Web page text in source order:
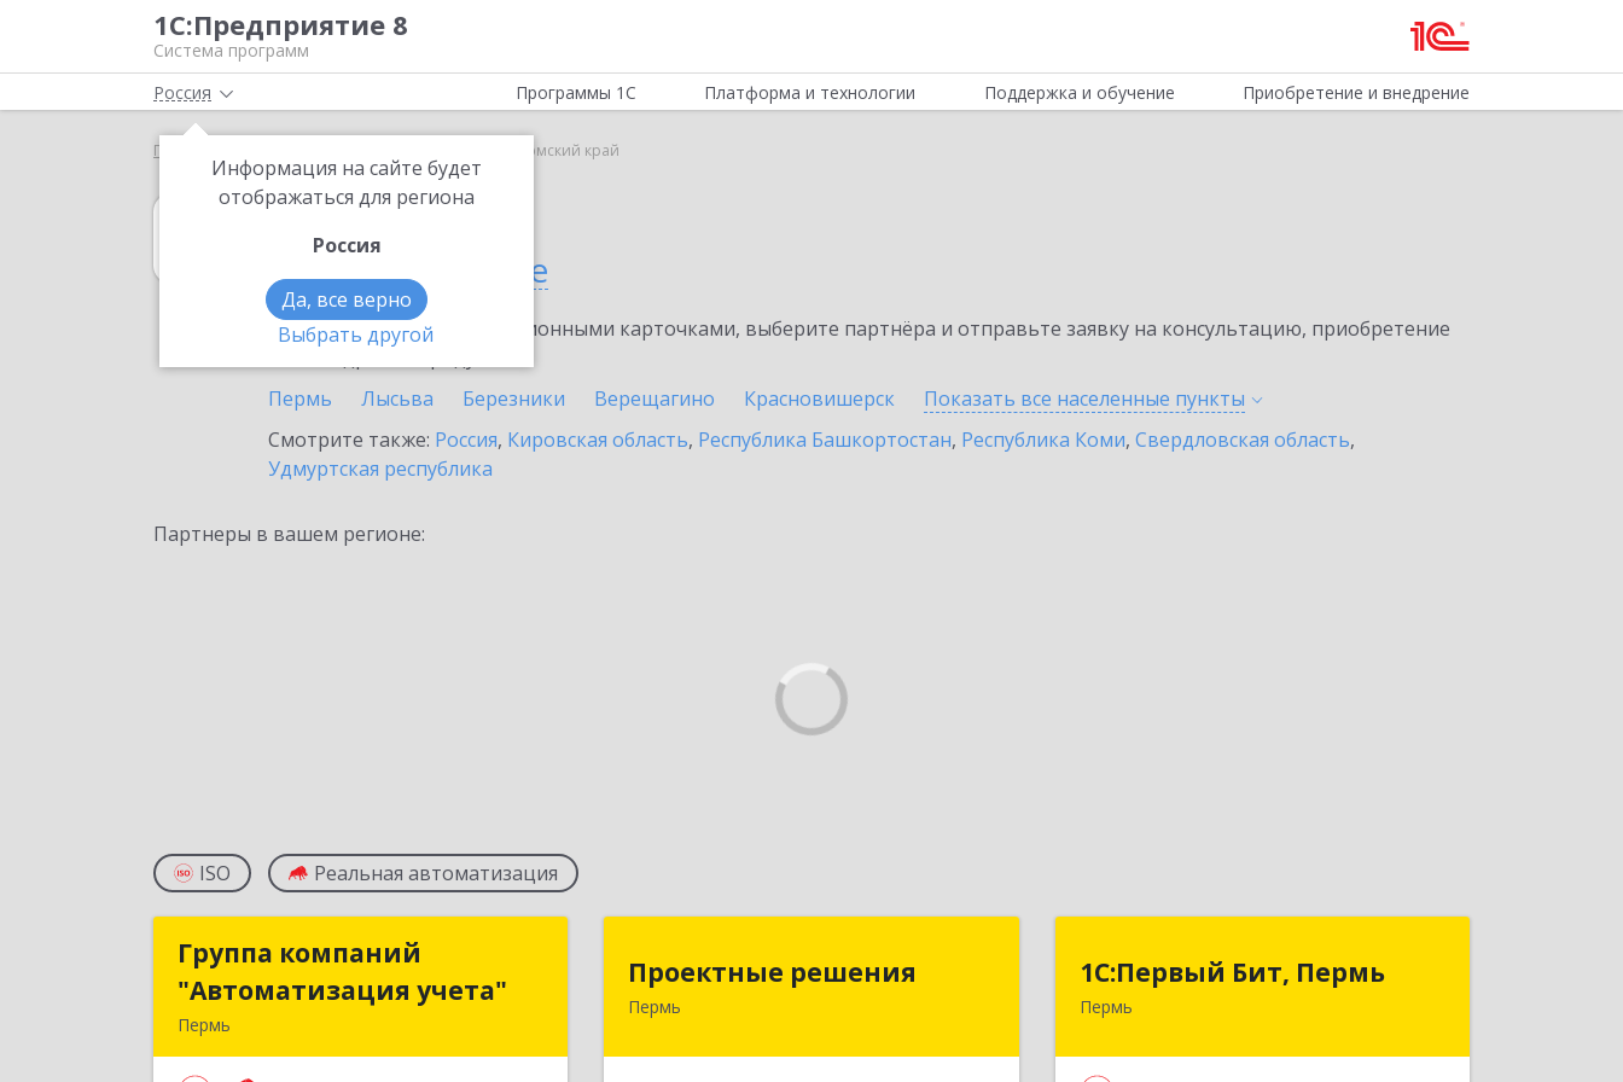
1С:Предприятие 8
Система программ
Россия
Информация на сайте будет
отображаться для региона
Россия
Да, все верно
Выбрать другой
Программы 1С Платформа и технологии Поддержка и обучение Приобретение и внедрение
Главная Пермский край
1С:MDM КОРП
в Пермском крае
Ознакомьтесь с информационными карточками, выберите партнёра и отправьте заявку на консультацию, приобретение
Пермь
Лысьва Березники Верещагино Красновишерск Показать все населенные пункты
Смотрите также: Россия, Кировская область, Республика Башкортостан, Республика Коми, Свердловская область,
Удмуртская республика
Партнеры в вашем регионе:
ISO Реальная автоматизация
Группа компаний
"Автоматизация учета"
Пермь
Группа компаний
"Автоматизация учета"
Проектные решения
Пермь
1С:Первый Бит, Пермь
Пермь
1С:Первый Бит, Пермь